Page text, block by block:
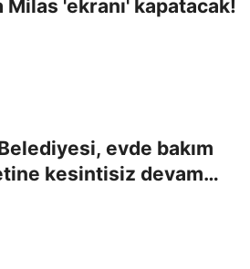
Milas 'ekranı' kapatacak!
evde bakım
kesintisiz devam